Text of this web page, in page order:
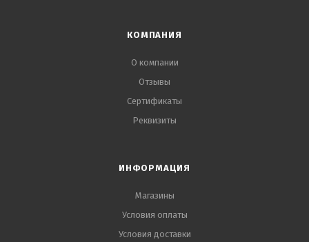
КОМПАНИЯ
О компании
Отзывы
Сертификаты
Реквизиты
ИНФОРМАЦИЯ
Магазины
Условия оплаты
Условия доставки